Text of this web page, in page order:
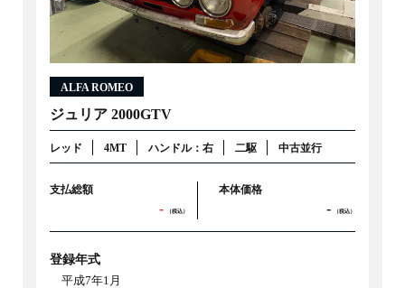
ALFA ROMEO
ジュリア 2000GTV
レッド 4MT ハンドル：右 二駆 中古並行
支払総額
- （税込）
本体価格
- （税込）
登録年式
平成7年1月